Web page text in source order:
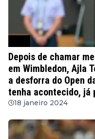
Depois de chamar
em Wimbledon, Ajla
a desforra do Open
tenha acontecido, já
18 janeiro 2024